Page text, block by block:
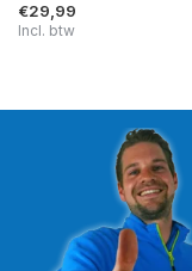
€29,99
Incl. btw